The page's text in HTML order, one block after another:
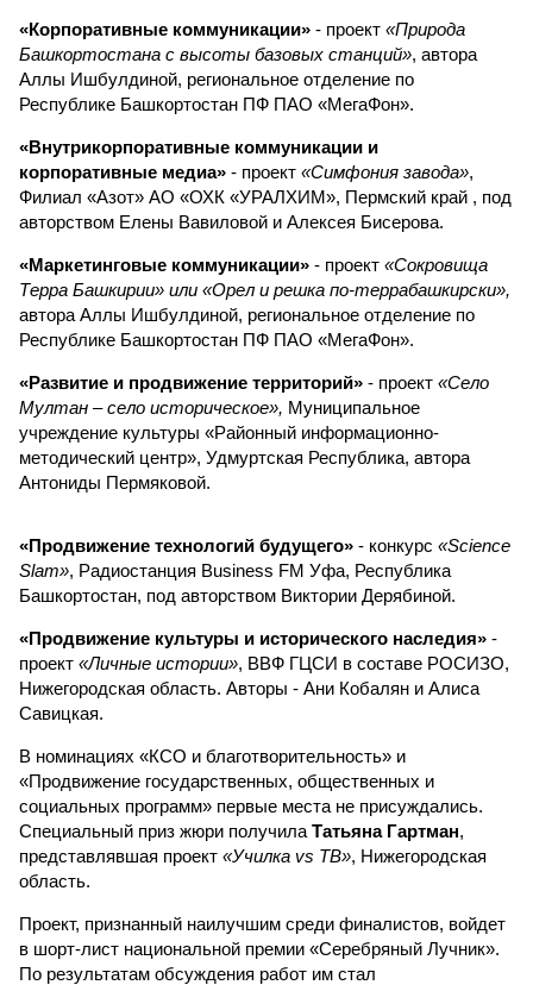
«Корпоративные коммуникации» - проект «Природа
Башкортостана с высоты базовых станций», автора
Аллы Ишбулдиной, региональное отделение по
Республике Башкортостан ПФ ПАО «МегаФон».
«Внутрикорпоративные коммуникации и
корпоративные медиа» - проект «Симфония завода»,
Филиал «Азот» АО «ОХК «УРАЛХИМ», Пермский край , под
авторством Елены Вавиловой и Алексея Бисерова.
«Маркетинговые коммуникации» - проект «Сокровища
Терра Башкирии» или «Орел и решка по-террабашкирски»,
автора Аллы Ишбулдиной, региональное отделение по
Республике Башкортостан ПФ ПАО «МегаФон».
«Развитие и продвижение территорий» - проект «Село
Мултан – село историческое», Муниципальное
учреждение культуры «Районный информационно-
методический центр», Удмуртская Республика, автора
Антониды Пермяковой.
«Продвижение технологий будущего» - конкурс «Science
Slam», Радиостанция Business FM Уфа, Республика
Башкортостан, под авторством Виктории Дерябиной.
«Продвижение культуры и исторического наследия» -
проект «Личные истории», ВВФ ГЦСИ в составе РОСИЗО,
Нижегородская область. Авторы - Ани Кобалян и Алиса
Савицкая.
В номинациях «КСО и благотворительность» и
«Продвижение государственных, общественных и
социальных программ» первые места не присуждались.
Специальный приз жюри получила Татьяна Гартман,
представлявшая проект «Училка vs ТВ», Нижегородская
область.
Проект, признанный наилучшим среди финалистов, войдет
в шорт-лист национальной премии «Серебряный Лучник».
По результатам обсуждения работ им стал